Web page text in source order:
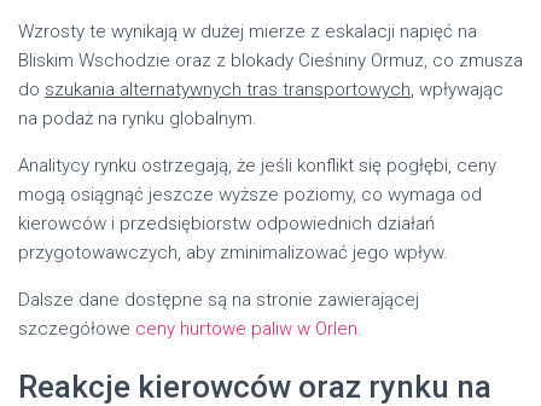
Wzrosty te wynikają w dużej mierze z eskalacji napięć na
Bliskim Wschodzie oraz z blokady Cieśniny Ormuz, co zmusza
do szukania alternatywnych tras transportowych, wpływając
na podaż na rynku globalnym.
Analitycy rynku ostrzegają, że jeśli konflikt się pogłębi, ceny
mogą osiągnąć jeszcze wyższe poziomy, co wymaga od
kierowców i przedsiębiorstw odpowiednich działań
przygotowawczych, aby zminimalizować jego wpływ.
Dalsze dane dostępne są na stronie zawierającej
szczegółowe ceny hurtowe paliw w Orlen.
Reakcje kierowców oraz rynku na